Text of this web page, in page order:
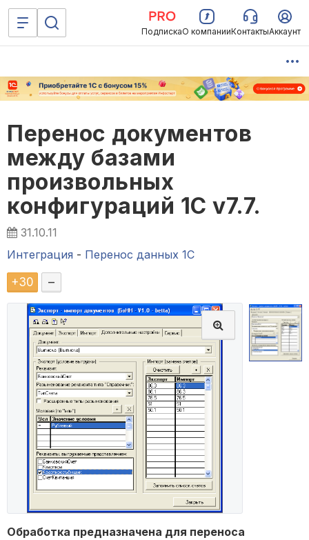
ПодпискаО компанииКонтактыАккаунт
Перенос документов
между базами
произвольных
конфигураций 1С v7.7.
31.10.11
Интеграция - Перенос данных 1C
+30 –
Обработка предназначена для переноса